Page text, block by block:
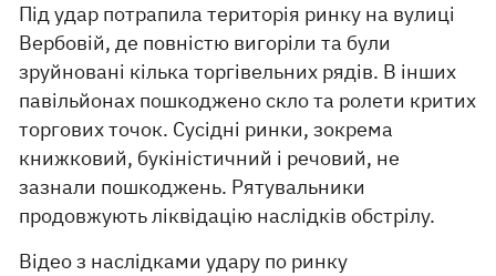
Під удар потрапила територія ринку на вулиці
Вербовій, де повністю вигоріли та були
зруйновані кілька торгівельних рядів. В інших
павільйонах пошкоджено скло та ролети критих
торгових точок. Сусідні ринки, зокрема
книжковий, букіністичний і речовий, не
зазнали пошкоджень. Рятувальники
продовжують ліквідацію наслідків обстрілу.
Відео з наслідками удару по ринку